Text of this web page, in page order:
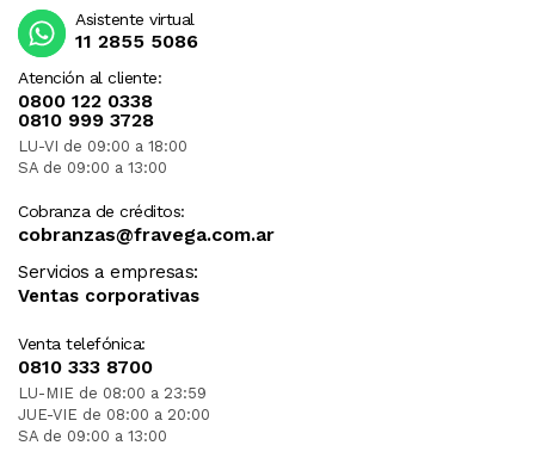
Atención al cliente:
0800 122 0338
0810 999 3728
LU-VI de 09:00 a 18:00
SA de 09:00 a 13:00
Cobranza de créditos:
cobranzas@fravega.com.ar
Servicios a empresas:
Ventas corporativas
Venta telefónica:
0810 333 8700
LU-MIE de 08:00 a 23:59
JUE-VIE de 08:00 a 20:00
SA de 09:00 a 13:00
Asistente virtual
11 2855 5086